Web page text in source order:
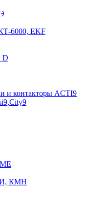
6000, EKF
D
и контакторы ACTI9
КМН